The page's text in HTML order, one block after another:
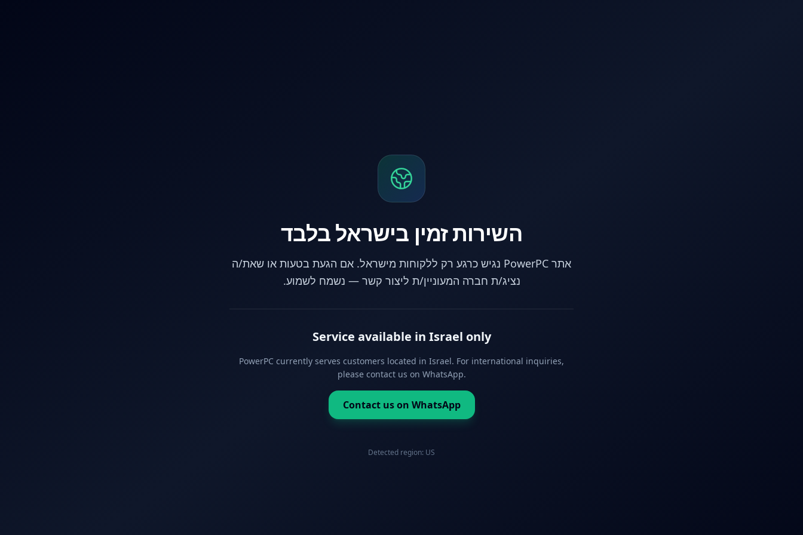
השירות זמין בישראל בלבד
אתר PowerPC נגיש כרגע רק ללקוחות מישראל. אם הגעת בטעות או שאת/ה
נציג/ת חברה המעוניין/ת ליצור קשר — נשמח לשמוע.
Service available in Israel only
PowerPC currently serves customers located in Israel. For international inquiries,
please contact us on WhatsApp.
Contact us on WhatsApp
Detected region: US